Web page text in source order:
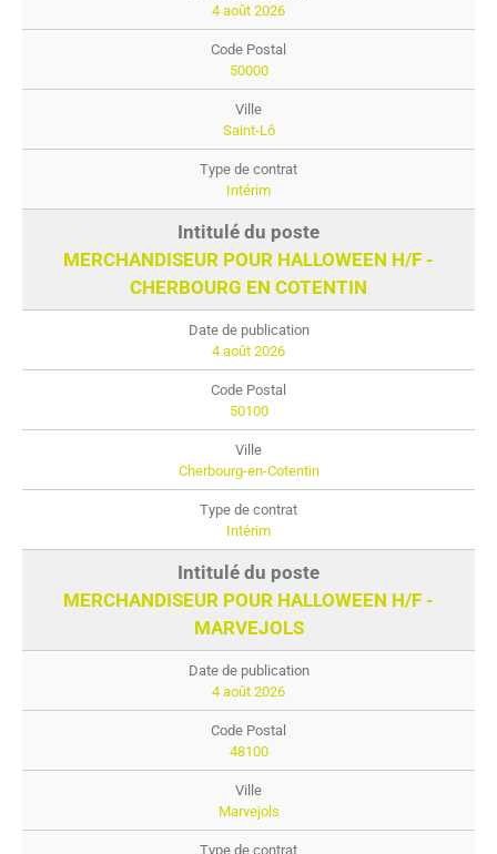
4 août 2026
50000
Saint-Lô
Intérim
MERCHANDISEUR POUR HALLOWEEN H/F -
CHERBOURG EN COTENTIN
4 août 2026
50100
Cherbourg-en-Cotentin
Intérim
MERCHANDISEUR POUR HALLOWEEN H/F -
MARVEJOLS
4 août 2026
48100
Marvejols